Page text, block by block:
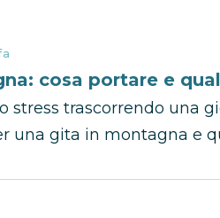
cosa portare e
stress trascorrendo una
una gita in montagna e